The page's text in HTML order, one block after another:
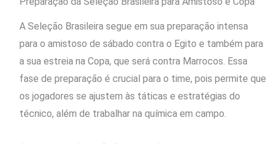
A Seleção Brasileira segue em sua preparação intensa
para o amistoso de sábado contra o Egito e também para
a sua estreia na Copa, que será contra Marrocos. Essa
fase de preparação é crucial para o time, pois permite que
os jogadores se ajustem às táticas e estratégias do
técnico, além de trabalhar na química em campo.